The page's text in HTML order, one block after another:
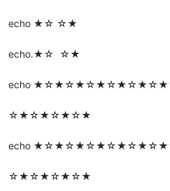
echo ★☆ ☆★
echo.★☆ ☆★
echo
☆★☆★☆★☆★
echo
☆★☆★☆★☆★